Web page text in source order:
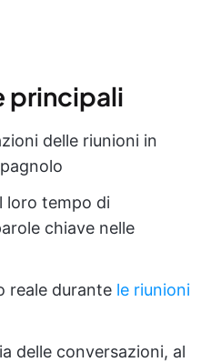
principali
delle riunioni in
loro tempo di
chiave nelle
reale durante le riunioni
delle conversazioni, al